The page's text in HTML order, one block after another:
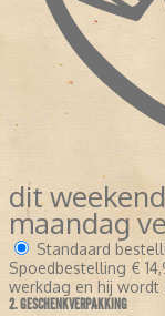
dit
maandag
Standaard
Spoedbestelling €
werkdag en hij
2. GESCHENKVERPAKKING